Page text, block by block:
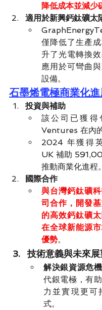
降低成本並減少
適用於新興鈣鈦礦太
僅降低了生產
升了光電轉換
應用於可彎曲
設備。
石墨烯電極商業化
投資與補助
該公司已獲得
Ventures 在內
2024 年獲得
UK 補助
推動商業化進程。
國際合作
與台灣鈣鈦礦
司合作，開發
的高效鈣鈦礦
在全球新能源
優勢。
技術意義與未來展
解決銀資源危機
代銀電極，有
力並實現更可
式。